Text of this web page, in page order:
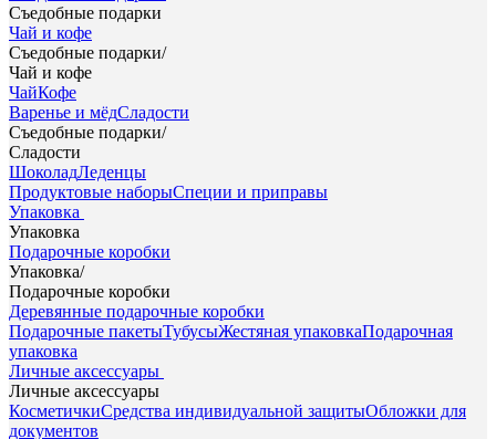
Съедобные подарки
Чай и кофе
Съедобные подарки/
Чай и кофе
ЧайКофе
Варенье и мёдСладости
Съедобные подарки/
Сладости
ШоколадЛеденцы
Продуктовые наборыСпеции и приправы
Упаковка
Упаковка
Подарочные коробки
Упаковка/
Подарочные коробки
Деревянные подарочные коробки
Подарочные пакетыТубусыЖестяная упаковкаПодарочная
упаковка
Личные аксессуары
Личные аксессуары
КосметичкиСредства индивидуальной защитыОбложки для
документов